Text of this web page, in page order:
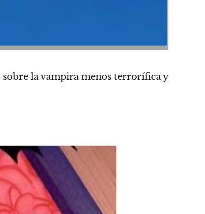
sobre la vampira menos terrorífica y